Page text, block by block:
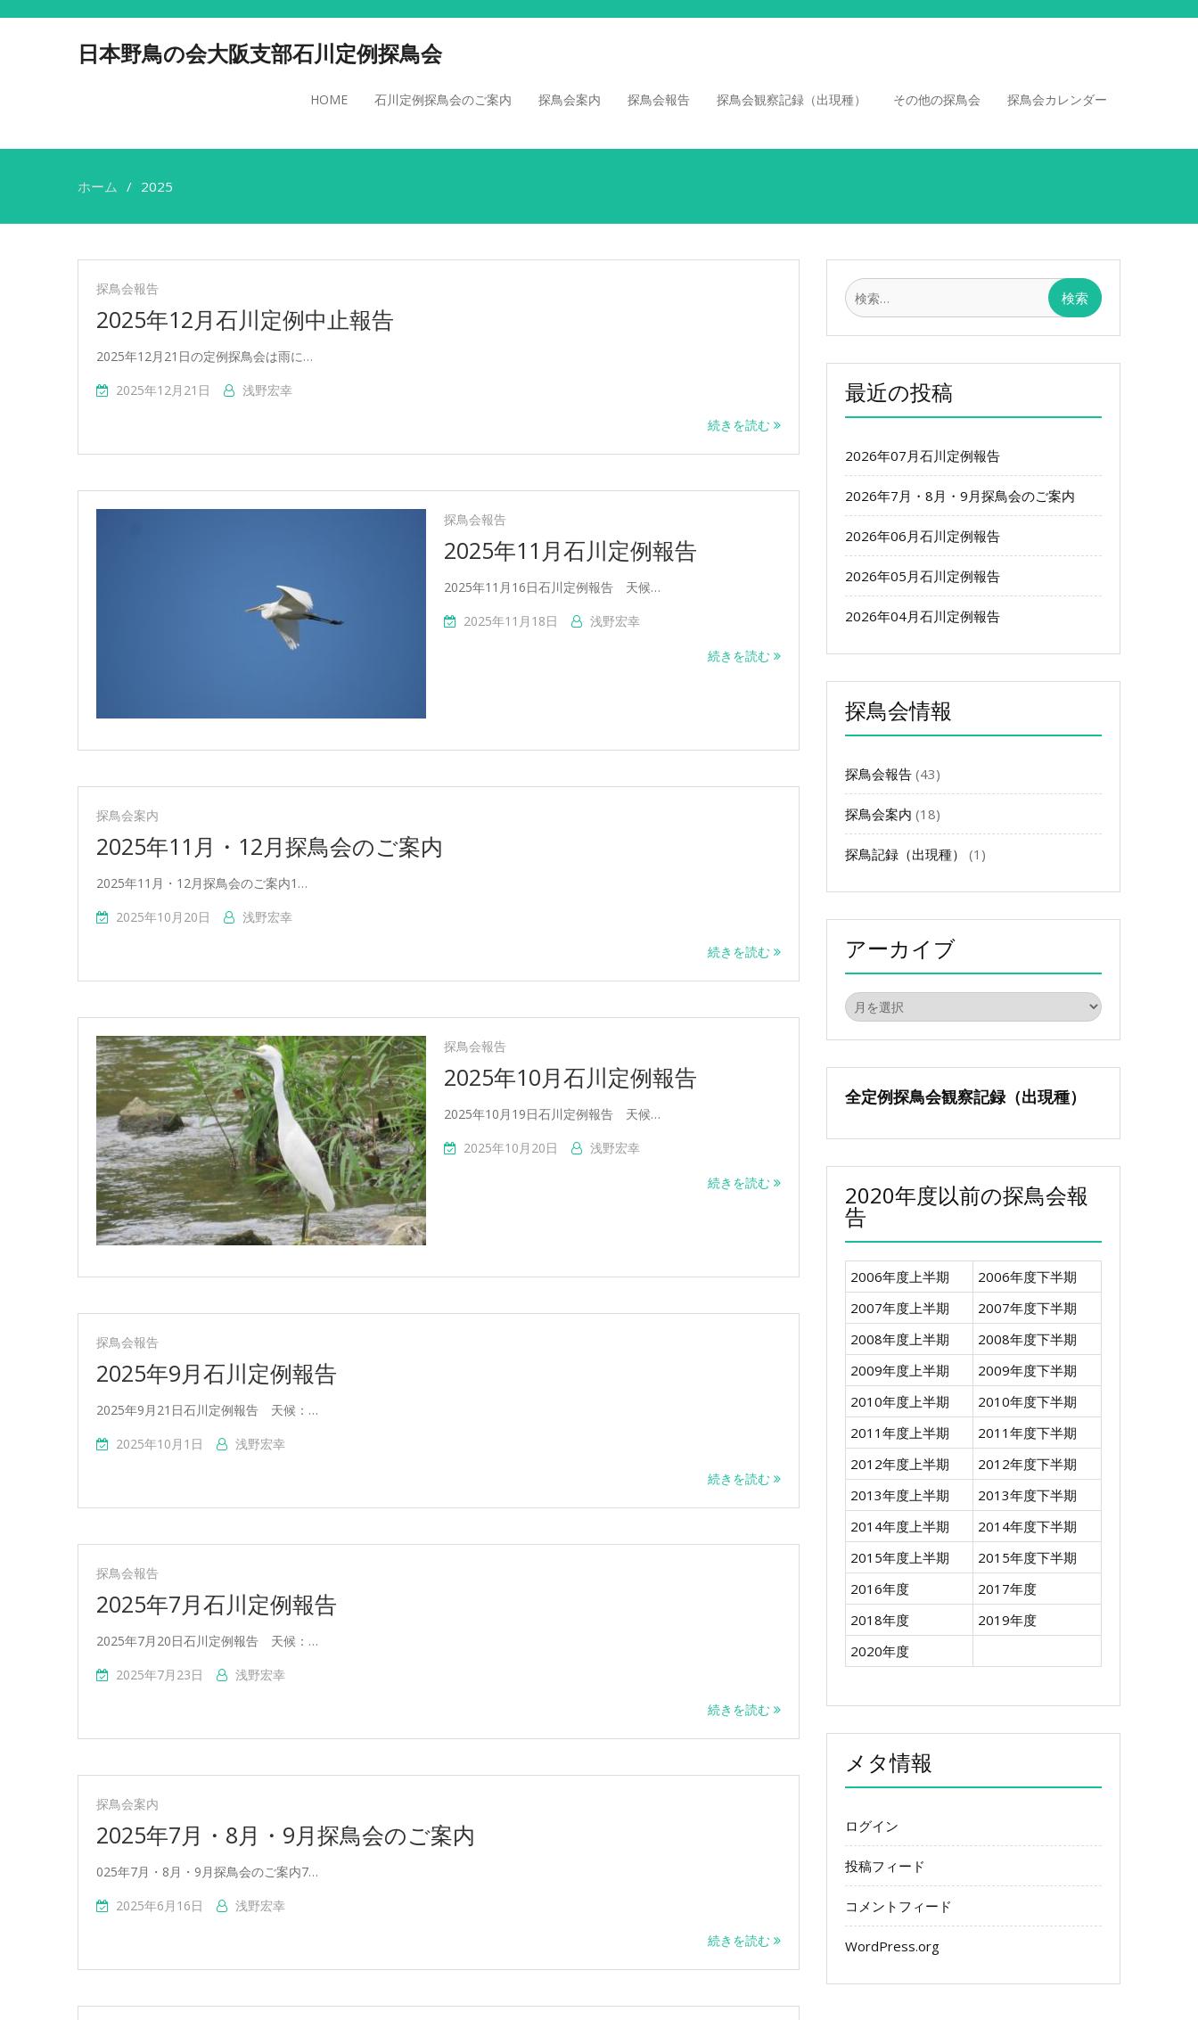
日本野鳥の会大阪支部石川定例探鳥会
HOME 石川定例探鳥会のご案内 探鳥会案内 探鳥会報告 探鳥会観察記録（出現種） その他の探鳥会 探鳥会カレンダー
ホーム 2025
探鳥会報告
2025年12月石川定例中止報告
2025年12月21日の定例探鳥会は雨に…
2025年12月21日
浅野宏幸
続きを読む
探鳥会報告
2025年11月石川定例報告
2025年11月16日石川定例報告 天候…
2025年11月18日
浅野宏幸
続きを読む
探鳥会案内
2025年11月・12月探鳥会のご案内
2025年11月・12月探鳥会のご案内1…
2025年10月20日
浅野宏幸
続きを読む
探鳥会報告
2025年10月石川定例報告
2025年10月19日石川定例報告 天候…
2025年10月20日
浅野宏幸
続きを読む
探鳥会報告
2025年9月石川定例報告
2025年9月21日石川定例報告 天候：…
2025年10月1日
浅野宏幸
続きを読む
探鳥会報告
2025年7月石川定例報告
2025年7月20日石川定例報告 天候：…
2025年7月23日
浅野宏幸
続きを読む
探鳥会案内
2025年7月・8月・9月探鳥会のご案内
025年7月・8月・9月探鳥会のご案内7…
2025年6月16日
浅野宏幸
続きを読む
検
最近の投稿
2026年07月石川定例報告
2026年7月・8月・9月探鳥会のご案内
2026年06月石川定例報告
2026年05月石川定例報告
2026年04月石川定例報告
探鳥会情報
探鳥会報告 (43)
探鳥会案内 (18)
探鳥記録（出現種） (1)
アーカイブ
ア
ー
カ
イ
ブ
全定例探鳥会観察記録（出現種）
2020年度以前の探鳥会報
告
2006年度上半期
2006年度下半期
2007年度上半期
2007年度下半期
2008年度上半期
2008年度下半期
2009年度上半期
2009年度下半期
2010年度上半期
2010年度下半期
2011年度上半期
2011年度下半期
2012年度上半期
2012年度下半期
2013年度上半期
2013年度下半期
2014年度上半期
2014年度下半期
2015年度上半期
2015年度下半期
2016年度
2017年度
2018年度
2019年度
2020年度
メタ情報
ログイン
投稿フィード
コメントフィード
WordPress.org